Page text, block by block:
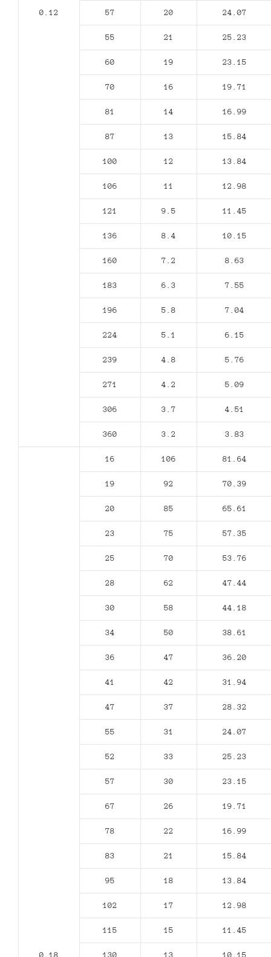
0.12 57 20 24.07
55 21 25.23
60 19 23.15
70 16 19.71
81 14 16.99
87 13 15.84
100 12 13.84
106 11 12.98
121 9.5 11.45
136 8.4 10.15
160 7.2 8.63
183 6.3 7.55
196 5.8 7.04
224 5.1 6.15
239 4.8 5.76
271 4.2 5.09
306 3.7 4.51
360 3.2 3.83
0.18
16 106 81.64
19 92 70.39
20 85 65.61
23 75 57.35
25 70 53.76
28 62 47.44
30 58 44.18
34 50 38.61
36 47 36.20
41 42 31.94
47 37 28.32
55 31 24.07
52 33 25.23
57 30 23.15
67 26 19.71
78 22 16.99
83 21 15.84
95 18 13.84
102 17 12.98
115 15 11.45
130 13 10.15